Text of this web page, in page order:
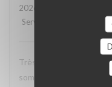
2026-06-07
Service
Très bonne soirée dans
sommes régalés avec